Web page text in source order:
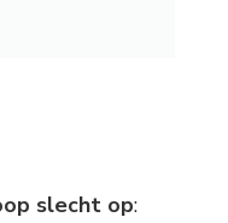
slecht op: